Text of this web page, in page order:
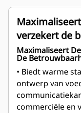
verzekert de
Maximaliseert
De
• Biedt warme stand-by voor innovatief redundant
ontwerp van
commerciële en